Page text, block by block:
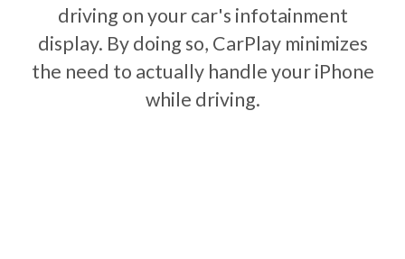
driving on your car's infotainment
display. By doing so, CarPlay minimizes
the need to actually handle your iPhone
while driving.